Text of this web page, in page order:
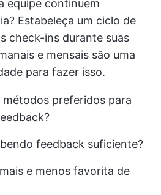
equipe continuem
Estabeleça um ciclo de
check-ins durante suas
e mensais são uma
para fazer isso.
métodos preferidos para
feedback suficiente?
e menos favorita de